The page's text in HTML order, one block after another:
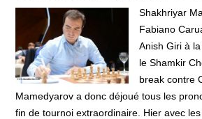
Shakhriyar
Fabiano
Anish Giri à
le Shamkir
break contre
Mamedyarov a donc déjoué tous les
fin de tournoi extraordinaire. Hier avec